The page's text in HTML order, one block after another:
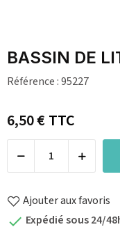
BASSIN DE
Référence :95227
6,50 €TTC
Ajouter aux favoris
 Expédié sous 24/